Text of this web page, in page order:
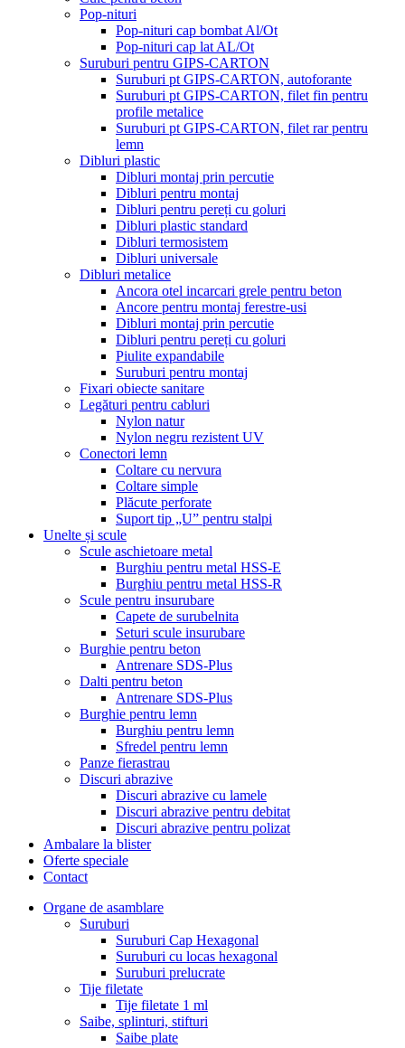
Pop-nituri
Pop-nituri cap bombat Al/Ot
Pop-nituri cap lat AL/Ot
Suruburi pentru GIPS-CARTON
Suruburi pt GIPS-CARTON, autoforante
Suruburi pt GIPS-CARTON, filet fin pentru
profile metalice
Suruburi pt GIPS-CARTON, filet rar pentru
lemn
Dibluri plastic
Dibluri montaj prin percutie
Dibluri pentru montaj
Dibluri pentru pereți cu goluri
Dibluri plastic standard
Dibluri termosistem
Dibluri universale
Dibluri metalice
Ancora otel incarcari grele pentru beton
Ancore pentru montaj ferestre-usi
Dibluri montaj prin percutie
Dibluri pentru pereți cu goluri
Piulite expandabile
Suruburi pentru montaj
Fixari obiecte sanitare
Legături pentru cabluri
Nylon natur
Nylon negru rezistent UV
Conectori lemn
Coltare cu nervura
Coltare simple
Plăcute perforate
Suport tip „U” pentru stalpi
Unelte și scule
Scule aschietoare metal
Burghiu pentru metal HSS-E
Burghiu pentru metal HSS-R
Scule pentru insurubare
Capete de surubelnita
Seturi scule insurubare
Burghie pentru beton
Antrenare SDS-Plus
Dalti pentru beton
Antrenare SDS-Plus
Burghie pentru lemn
Burghiu pentru lemn
Sfredel pentru lemn
Panze fierastrau
Discuri abrazive
Discuri abrazive cu lamele
Discuri abrazive pentru debitat
Discuri abrazive pentru polizat
Ambalare la blister
Oferte speciale
Contact
Organe de asamblare
Suruburi
Suruburi Cap Hexagonal
Suruburi cu locas hexagonal
Suruburi prelucrate
Tije filetate
Tije filetate 1 ml
Saibe, splinturi, stifturi
Saibe plate